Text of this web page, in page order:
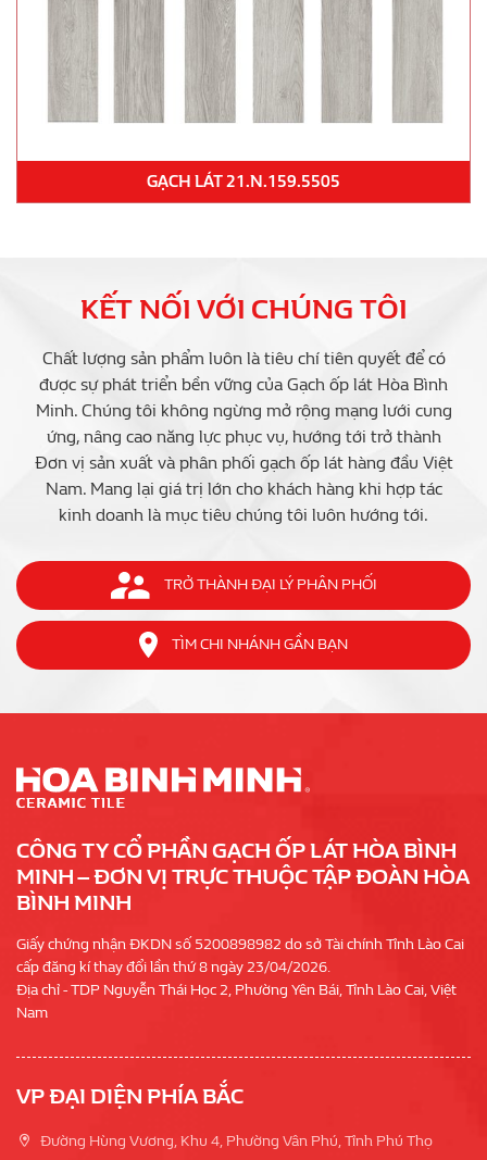
GẠCH LÁT 21.N.159.5505
KẾT NỐI VỚI CHÚNG TÔI
Chất lượng sản phẩm luôn là tiêu chí tiên quyết để có
được sự phát triển bền vững của Gạch ốp lát Hòa Bình
Minh. Chúng tôi không ngừng mở rộng mạng lưới cung
ứng, nâng cao năng lực phục vụ, hướng tới trở thành
Đơn vị sản xuất và phân phối gạch ốp lát hàng đầu Việt
Nam. Mang lại giá trị lớn cho khách hàng khi hợp tác
kinh doanh là mục tiêu chúng tôi luôn hướng tới.
TRỞ THÀNH ĐẠI LÝ PHÂN PHỐI
TÌM CHI NHÁNH GẦN BẠN
CÔNG TY CỔ PHẦN GẠCH ỐP LÁT HÒA BÌNH
MINH – ĐƠN VỊ TRỰC THUỘC TẬP ĐOÀN HÒA
BÌNH MINH
Giấy chứng nhận ĐKDN số 5200898982 do sở Tài chính Tỉnh Lào Cai
cấp đăng kí thay đổi lần thứ 8 ngày 23/04/2026.
Địa chỉ - TDP Nguyễn Thái Học 2, Phường Yên Bái, Tỉnh Lào Cai, Việt
Nam
VP ĐẠI DIỆN PHÍA BẮC
Đường Hùng Vương, Khu 4, Phường Vân Phú, Tỉnh Phú Thọ